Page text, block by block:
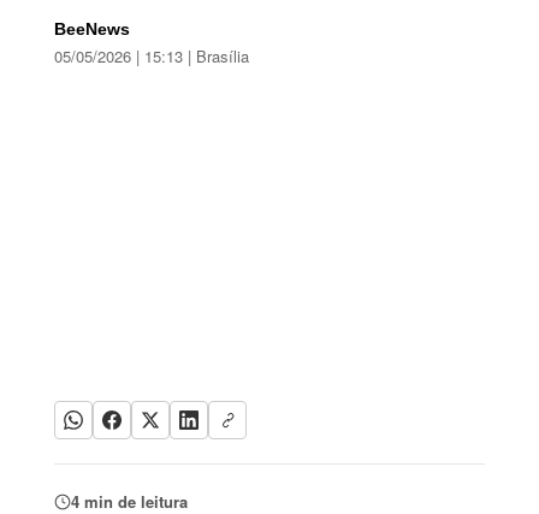
BeeNews
05/05/2026 | 15:13 | Brasília
4 min de leitura